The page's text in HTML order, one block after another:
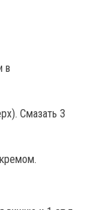
в
Смазать 3